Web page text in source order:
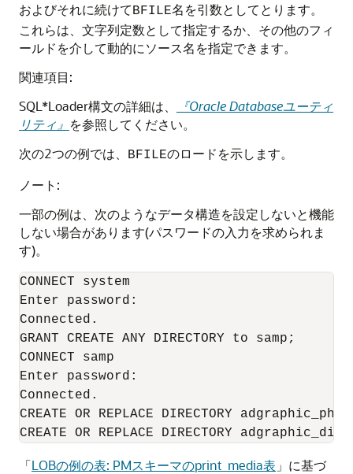
およびそれに続けてBFILE名を引数としてとります。
これらは、文字列定数として指定するか、その他のフィ
ールドを介して動的にソース名を指定できます。
関連項目:
SQL*Loader構文の詳細は、
『Oracle Databaseユーティ
リティ』 を参照してください。
次の2つの例では、
BFILEのロードを示します。
ノート:
一部の例は、次のようなデータ構造を設定しないと機能
しない場合があります(パスワードの入力を求められま
す)。
CONNECT system
Enter password:
Connected.
GRANT CREATE ANY DIRECTORY to samp;
CONNECT samp
Enter password:
Connected.
CREATE OR REPLACE DIRECTORY
CREATE OR REPLACE DIRECTORY
「LOBの例の表: PMスキーマのprint_media表 」 に基づ